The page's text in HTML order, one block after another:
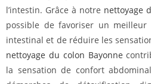
l’intestin. Grâce à notre nettoyage
possible de favoriser un
intestinal et de réduire les
nettoyage du colon Bayonne
la sensation de confort